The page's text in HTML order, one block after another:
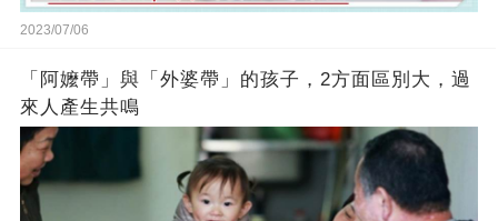
2023/07/06
「阿嬤帶」與「外婆帶」的孩子，2方面區別大，過
來人產生共鳴